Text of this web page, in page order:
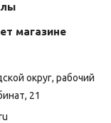
магазине
округ, рабочий
21